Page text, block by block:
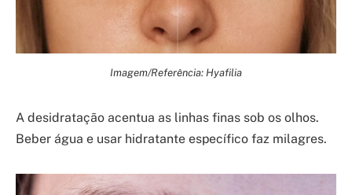
Imagem/Referência: Hyafilia
A desidratação acentua as linhas finas sob os olhos.
Beber água e usar hidratante específico faz milagres.